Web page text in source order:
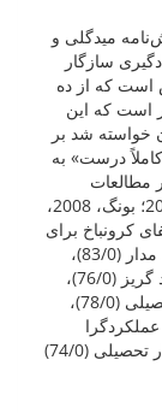
میدگلی و
یادگیری سازگار
پرسشنامه شامل 26 مقیاس است که از ده
است که این
خواسته شد بر
تا کاملاً درست» به
مطالعات
، 2001؛ بونگ، 2008،
کرونباخ برای
زیرمجموعه‌های این پرسشنامه- جهت‌گیری تسلّط مدار (83/0)،
جهت‌گیری عملکرد گرا (84/0)، جهت‌گیری عملکرد گریز (76/0)،
خود کارآمدی تحصیلی (81/0)، خودناتوان‌سازی تحصیلی (78/0)،
کلاسی عملکردگرا
(72/0)، ساختار کلاسی عملکردگریز (79/0) و فشار تحصیلی (74/0)